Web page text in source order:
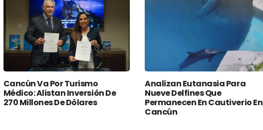
Cancún Va Por Turismo
Médico: Alistan Inversión De
270 Millones De Dólares
Analizan Eutanasia Para
Nueve Delfines Que
Permanecen En Cautiverio En
Cancún